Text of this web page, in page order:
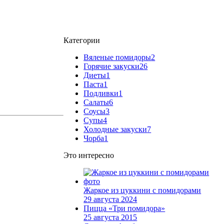
Категории
Вяленые помидоры2
Горячие закуски26
Диеты1
Паста1
Подливки1
Салаты6
Соусы3
Супы4
Холодные закуски7
Чорба1
Это интересно
Жаркое из цуккини с помидорами
29 августа 2024
Пицца «Три помидора»
25 августа 2015